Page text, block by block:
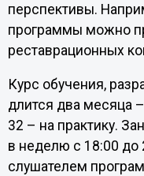
перспективы.
программы можно
реставрационных
Курс обучения,
длится два месяца
32 – на практику.
в неделю с 18:00 до
слушателем